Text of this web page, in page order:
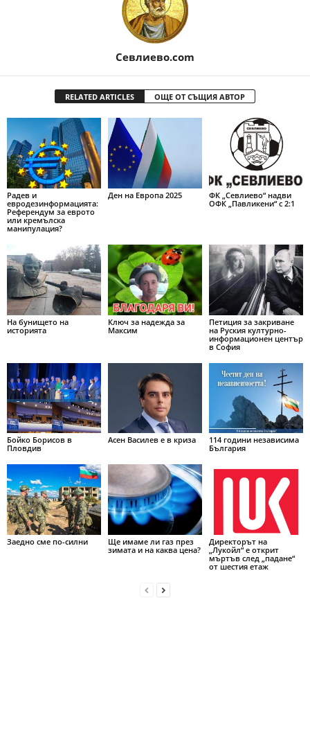
Севлиево.com
RELATED ARTICLES ОЩЕ ОТ СЪЩИЯ АВТОР
Радев и
евродезинформацията:
Референдум за еврото
или кремълска
манипулация?
Ден на Европа 2025
ФК „Севлиево“ надви
ОФК „Павликени“ с 2:1
На бунището на
историята
Ключ за надежда за
Максим
Петиция за закриване
на Руския културно-
информационен център
в София
Бойко Борисов в
Пловдив
Асен Василев е в криза
114 години независима
България
Заедно сме по-силни
Ще имаме ли газ през
зимата и на каква цена?
Директорът на
„Лукойл“ е открит
мъртъв след „падане“
от шестия етаж